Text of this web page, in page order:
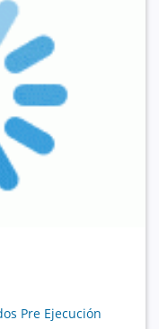
Pre Ejecución